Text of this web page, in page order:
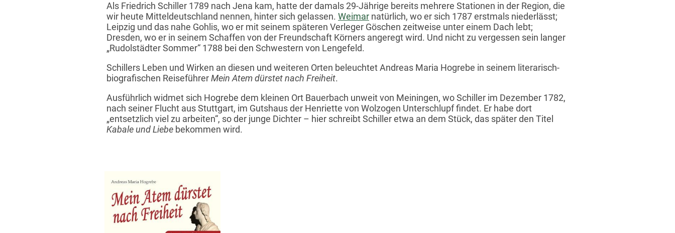
Als Friedrich Schiller 1789 nach Jena kam, hatte der damals 29-Jährige bereits mehrere Stationen in der Region, die
wir heute Mitteldeutschland nennen, hinter sich gelassen. Weimar natürlich, wo er sich 1787 erstmals niederlässt;
Leipzig und das nahe Gohlis, wo er mit seinem späteren Verleger Göschen zeitweise unter einem Dach lebt;
Dresden, wo er in seinem Schaffen von der Freundschaft Körners angeregt wird. Und nicht zu vergessen sein langer
„Rudolstädter Sommer“ 1788 bei den Schwestern von Lengefeld.
Schillers Leben und Wirken an diesen und weiteren Orten beleuchtet Andreas Maria Hogrebe in seinem literarisch-
biografischen ReiseführerMein Atem dürstet nach Freiheit.
Ausführlich widmet sich Hogrebe dem kleinen Ort Bauerbach unweit von Meiningen, wo Schiller im Dezember 1782,
nach seiner Flucht aus Stuttgart, im Gutshaus der Henriette von Wolzogen Unterschlupf findet. Er habe dort
„entsetzlich viel zu arbeiten“, so der junge Dichter – hier schreibt Schiller etwa an dem Stück, das später den Titel
Kabale und Liebe bekommen wird.